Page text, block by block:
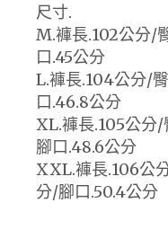
尺寸.
M.褲長.102公分/
口.45公分
L.褲長.104公分/
口.46.8公分
XL.褲長.105公分
腳口.48.6公分
XXL.褲長.106公
分/腳口.50.4公分